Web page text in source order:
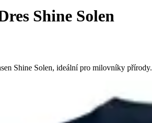
Shine Solen
Shine Solen, ideální pro milovníky přírody.